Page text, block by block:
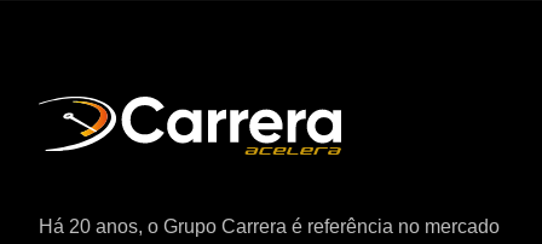
Há 20 anos, o Grupo Carrera é referência no mercado